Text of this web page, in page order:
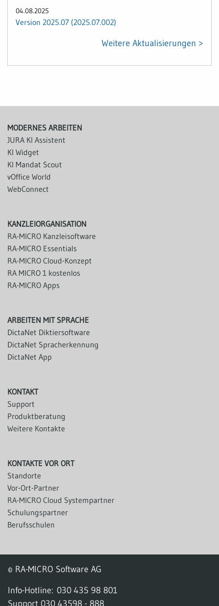
04.08.2025
Version 2025.07 (2025.07.002)
Weitere Aktualisierungen >
MODERNES ARBEITEN
JURA KI Assistent
KI Widget
KI Mandat Scout
vOffice World
WebConnect
KANZLEIORGANISATION
RA-MICRO Kanzleisoftware
RA-MICRO Essentials
RA-MICRO Cloud-Konzept
RA MICRO 1 kostenlos
RA-MICRO Apps
ARBEITEN MIT SPRACHE
DictaNet Diktiersoftware
DictaNet Spracherkennung
DictaNet App
KONTAKT
Support
Produktberatung
Weitere Kontakte
KONTAKTE VOR ORT
Standorte
Vor-Ort-Partner
RA-MICRO Cloud Systempartner
Schulungspartner
Berufsschulen
© RA-MICRO Software AG
Info-Hotline: 030 435 98 801
Support 030 43598 - 888